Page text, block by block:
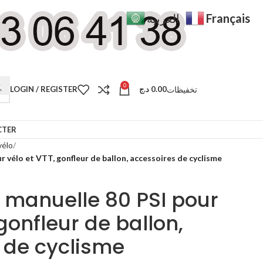
LOGIN / REGISTER 0 0.00 د.ج تخفيظات
vélo et VTT, gonfleur de ballon, accessoires de cyclisme
80 PSI pour
de ballon,
cyclisme
العربية Français